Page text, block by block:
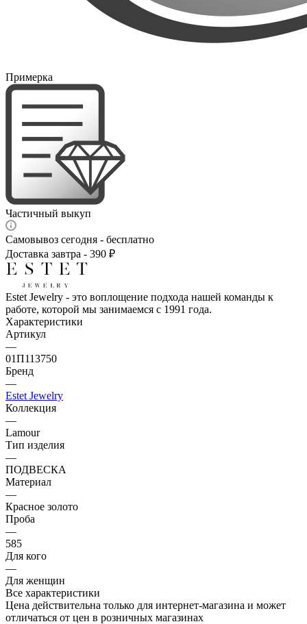
Примерка
Частичный выкуп
Самовывоз сегодня - бесплатно
Доставка завтра - 390 ₽
Estet Jewelry - это воплощение подхода нашей команды к
работе, которой мы занимаемся с 1991 года.
Характеристики
Артикул
—
01П113750
Бренд
—
Estet Jewelry
Коллекция
—
Lamour
Тип изделия
—
ПОДВЕСКА
Материал
—
Красное золото
Проба
—
585
Для кого
—
Для женщин
Все характеристики
Цена действительна только для интернет-магазина и может
отличаться от цен в розничных магазинах